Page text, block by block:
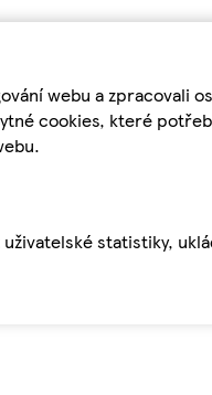
webu a zpracovali
cookies, které
statistiky,